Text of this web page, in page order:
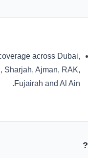
across Dubai,
Sharjah, Ajman, RAK,
Fujairah and Al Ain.